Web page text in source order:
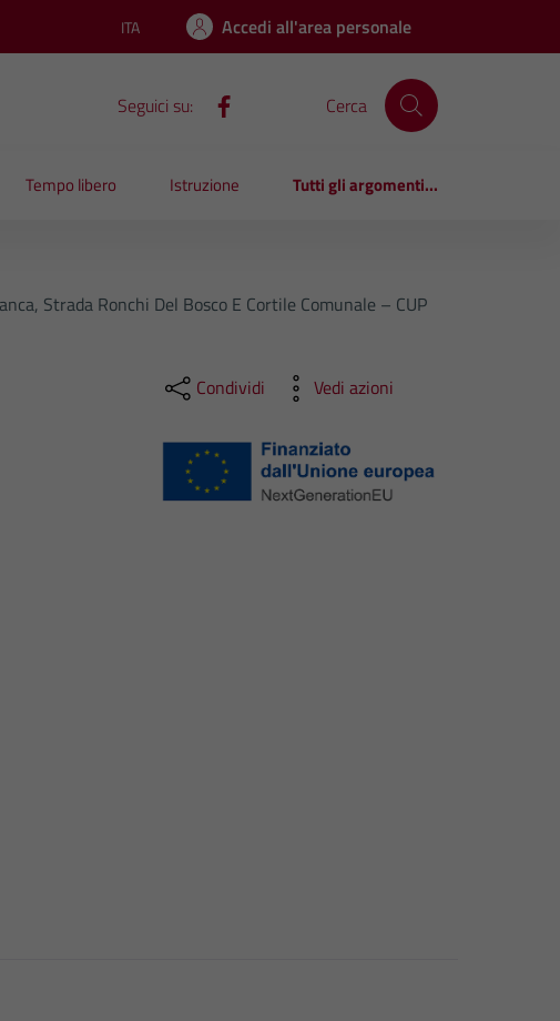
Lingua attiva:
ITA Accedi all'area personale
Seguici su: Cerca
Tempo libero Istruzione Tutti gli argomenti...
Strada Ronchi Del Bosco E Cortile Comunale – CUP
Condividi Vedi azioni